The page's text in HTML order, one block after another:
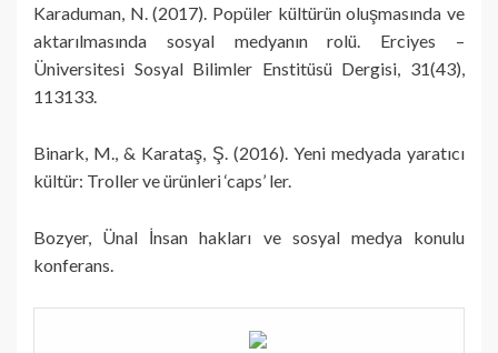
Karaduman, N. (2017). Popüler kültürün oluşmasında ve
aktarılmasında sosyal medyanın rolü. Erciyes –
Üniversitesi Sosyal Bilimler Enstitüsü Dergisi, 31(43),
113133.
Binark, M., & Karataş, Ş. (2016). Yeni medyada yaratıcı
kültür: Troller ve ürünleri ‘caps’ ler.
Bozyer, Ünal İnsan hakları ve sosyal medya konulu
konferans.